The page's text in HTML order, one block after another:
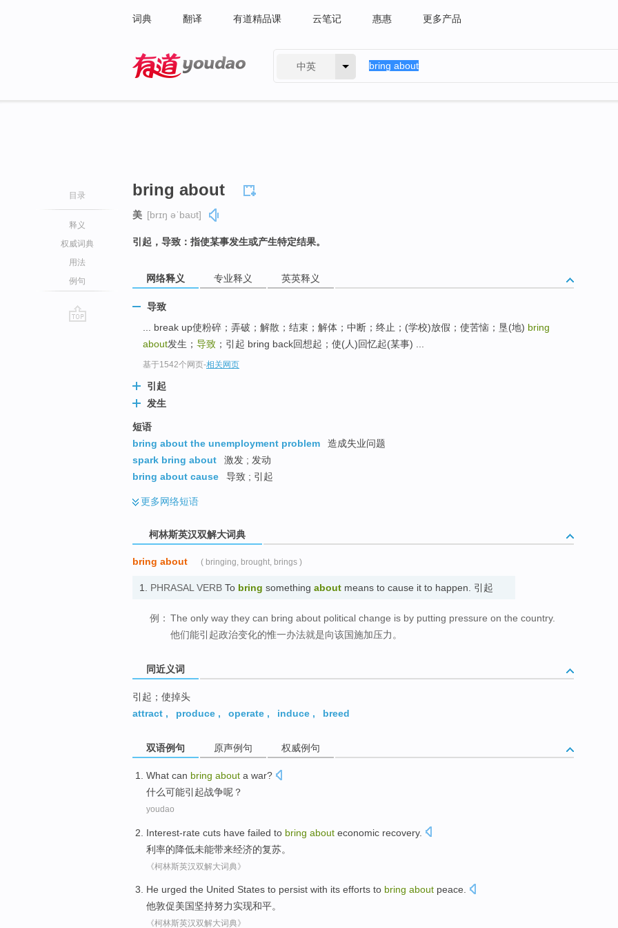
词典 翻译 有道精品课 云笔记 惠惠 更多产品
中英
目录
释义
权威词典
用法
例句
bring about
美 [brɪŋ əˈbaʊt]
引起，导致：指使某事发生或产生特定结果。
网络释义 专业释义 英英释义
导致
... break up使粉碎；弄破；解散；结束；解体；中断；终止；(学校)放假；使苦恼；垦(地) bring
about发生； 导致 ；引起 bring back回想起；使(人)回忆起(某事) ...
基于1542个网页-相关网页
引起
发生
短语
bring about the unemployment problem
造成失业问题
spark bring about
激发 ; 发动
bring about cause
导致 ; 引起
更多网络短语
柯林斯英汉双解大词典
bring about ( bringing, brought, brings )
1. PHRASAL VERB To bring something about means to cause it to happen. 引起
例： The only way they can bring about political change is by putting pressure on the country.
他们能引起政治变化的惟一办法就是向该国施加压力。
同近义词
引起；使掉头
attract , produce , operate , induce , breed
双语例句 原声例句 权威例句
What can bring about a war?
什么可能引起战争呢？
youdao
Interest-rate cuts have failed to bring about economic recovery.
利率的降低未能带来经济的复苏。
《柯林斯英汉双解大词典》
He urged the United States to persist with its efforts to bring about peace.
他敦促美国坚持努力实现和平。
《柯林斯英汉双解大词典》